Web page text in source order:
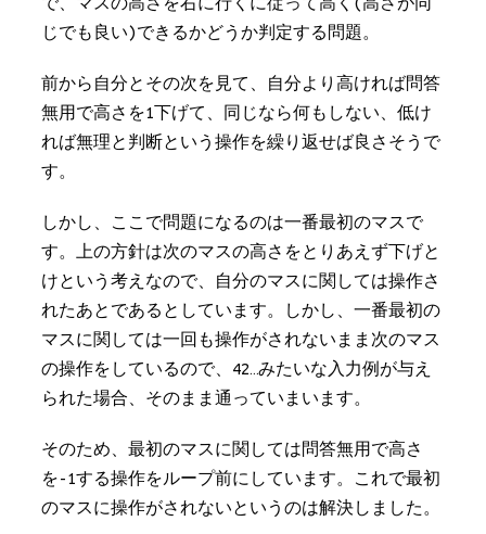
じでも良い)できるかどうか判定する問題。
前から自分とその次を見て、自分より高ければ問答
無用で高さを1下げて、同じなら何もしない、低け
れば無理と判断という操作を繰り返せば良さそうで
す。
しかし、ここで問題になるのは一番最初のマスで
す。上の方針は次のマスの高さをとりあえず下げと
けという考えなので、自分のマスに関しては操作さ
れたあとであるとしています。しかし、一番最初の
マスに関しては一回も操作がされないまま次のマス
の操作をしているので、42…みたいな入力例が与え
られた場合、そのまま通っていまいます。
そのため、最初のマスに関しては問答無用で高さ
を-1する操作をループ前にしています。これで最初
のマスに操作がされないというのは解決しました。